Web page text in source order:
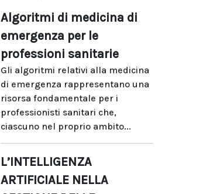
Algoritmi di medicina di
emergenza per le
professioni sanitarie
Gli algoritmi relativi alla medicina
di emergenza rappresentano una
risorsa fondamentale per i
professionisti sanitari che,
ciascuno nel proprio ambito...
L’INTELLIGENZA
ARTIFICIALE NELLA